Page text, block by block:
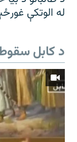
له الوتکې
د کابل